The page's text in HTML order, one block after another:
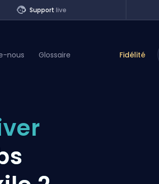
Support live
nous Glossaire Fidélité